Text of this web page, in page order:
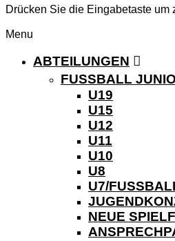
Drücken Sie die Eingabetaste um
Menu
ABTEILUNGEN
FUSSBALL
U19
U15
U12
U11
U10
U8
U7/
NEUE